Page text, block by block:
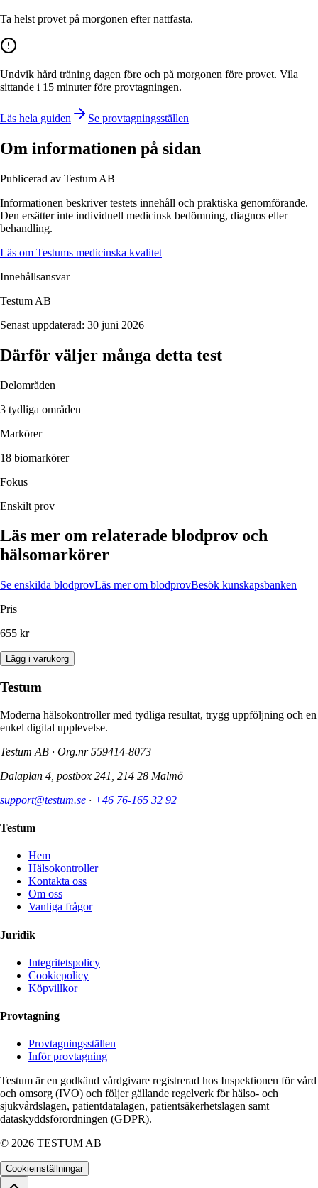
Ta helst provet på morgonen efter nattfasta.
Undvik hård träning dagen före och på morgonen före provet. Vila
sittande i 15 minuter före provtagningen.
Läs hela guiden Se provtagningsställen
Om informationen på sidan
Publicerad av Testum AB
Informationen beskrivertestets innehåll och praktiska genomförande.
Den ersätter inte individuell medicinsk bedömning, diagnos eller
behandling.
Läs om Testums medicinska kvalitet
Innehållsansvar
Testum AB
Senast uppdaterad: 30 juni 2026
Därför väljer många detta test
Delområden
3 tydliga områden
Markörer
18 biomarkörer
Fokus
Enskilt prov
Läs mer om relaterade blodprov och
hälsomarkörer
Se enskilda blodprovLäs mer om blodprovBesök kunskapsbanken
Pris
655 kr
Lägg i varukorg
Testum
Moderna hälsokontroller med tydliga resultat, trygg uppföljning och en
enkel digital upplevelse.
Testum AB · Org.nr559414-8073
Dalaplan 4, postbox 241, 214 28 Malmö
support@testum.se · +46 76-165 32 92
Testum
Hem
Hälsokontroller
Kontakta oss
Om oss
Vanliga frågor
Juridik
Integritetspolicy
Cookiepolicy
Köpvillkor
Provtagning
Provtagningsställen
Inför provtagning
Testum är en godkänd vårdgivare registrerad hos Inspektionen för vård
och omsorg (IVO) och följer gällande regelverk för hälso- och
sjukvårdslagen, patientdatalagen, patientsäkerhetslagen samt
dataskyddsförordningen (GDPR).
© 2026 TESTUM AB
Cookieinställningar